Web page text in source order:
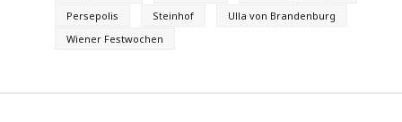
Persepolis
Steinhof
Ulla von Brandenburg
Wiener Festwochen